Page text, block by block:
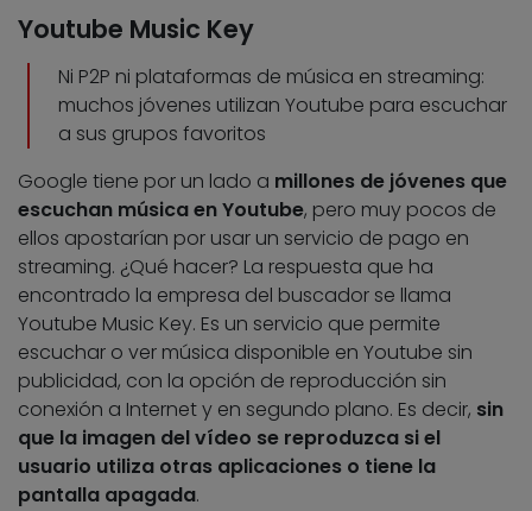
Youtube Music Key
Ni P2P ni plataformas de música en streaming:
muchos jóvenes utilizan Youtube para escuchar
a sus grupos favoritos
Google tiene por un lado a millones de jóvenes que
escuchan música en Youtube, pero muy pocos de
ellos apostarían por usar un servicio de pago en
streaming. ¿Qué hacer? La respuesta que ha
encontrado la empresa del buscador se llama
Youtube Music Key. Es un servicio que permite
escuchar o ver música disponible en Youtube sin
publicidad, con la opción de reproducción sin
conexión a Internet y en segundo plano. Es decir, sin
que la imagen del vídeo se reproduzca si el
usuario utiliza otras aplicaciones o tiene la
pantalla apagada.